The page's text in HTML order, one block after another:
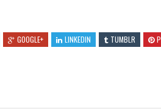
GOOGLE+ LINKEDIN TUMBLR